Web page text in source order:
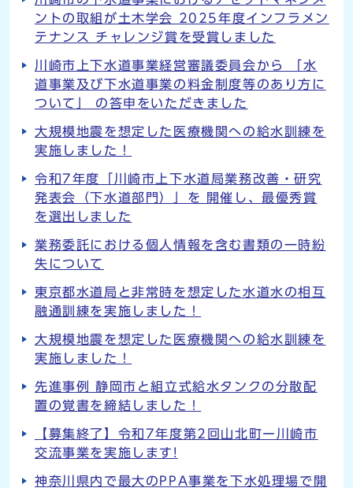
ントの取組が土木学会 2025年度インフラメン
テナンス チャレンジ賞を受賞しました
川崎市上下水道事業経営審議委員会から 「水
道事業及び下水道事業の料金制度等のあり方に
ついて」 の答申をいただきました
大規模地震を想定した医療機関への給水訓練を
実施しました！
令和7年度「川崎市上下水道局業務改善・研究
発表会（下水道部門）」を 開催し、最優秀賞
を選出しました
業務委託における個人情報を含む書類の一時紛
失について
東京都水道局と非常時を想定した水道水の相互
融通訓練を実施しました！
大規模地震を想定した医療機関への給水訓練を
実施しました！
先進事例 静岡市と組立式給水タンクの分散配
置の覚書を締結しました！
【募集終了】令和7年度第2回山北町ー川崎市
交流事業を実施します!
神奈川県内で最大のPPA事業を下水処理場で開